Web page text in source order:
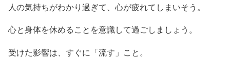
人の気持ちがわかり過ぎて、心が疲れてしまいそう。
心と身体を休めることを意識して過ごしましょう。
受けた影響は、すぐに「流す」こと。